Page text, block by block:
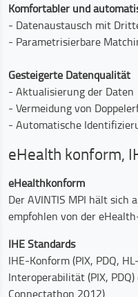
Komfortabler und
- Datenaustausch mit
- Parametrisierbare
Gesteigerte Datenqualität
- Aktualisierung der Daten
- Vermeidung von
- Automatische
eHealth konform,
eHealthkonform
Der AVINTIS MPI hält sich
empfohlen von der
IHE Standards
IHE-Konform (PIX, PDQ,
Interoperabilität (PIX,
Connectathon 2012)